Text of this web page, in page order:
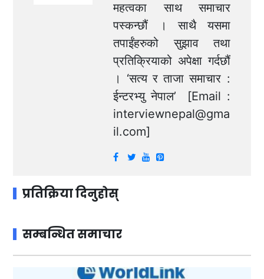
महत्वका साथ समाचार
पस्कन्छौं । साथै यसमा
तपाईंहरुको सुझाव तथा
प्रतिक्रियाको अपेक्षा गर्दछौं
। ‘सत्य र ताजा समाचार :
ईन्टरभ्यु नेपाल’ [Email :
interviewnepal@gma
il.com]
प्रतिक्रिया दिनुहोस्
सम्बन्धित समाचार